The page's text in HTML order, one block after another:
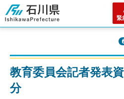
石川県
緊
教育委員会記者発表
分